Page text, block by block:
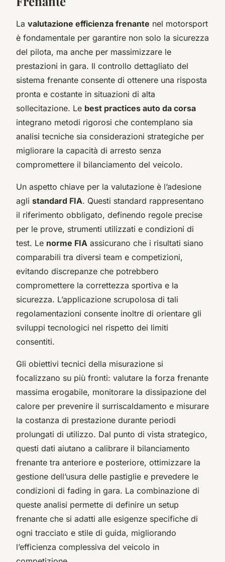
La valutazione efficienza frenante nel motorsport
è fondamentale per garantire non solo la sicurezza
del pilota, ma anche per massimizzare le
prestazioni in gara. Il controllo dettagliato del
sistema frenante consente di ottenere una risposta
pronta e costante in situazioni di alta
sollecitazione. Le best practices auto da corsa
integrano metodi rigorosi che contemplano sia
analisi tecniche sia considerazioni strategiche per
migliorare la capacità di arresto senza
compromettere il bilanciamento del veicolo.
Un aspetto chiave per la valutazione è l’adesione
agli standard FIA. Questi standard rappresentano
il riferimento obbligato, definendo regole precise
per le prove, strumenti utilizzati e condizioni di
test. Le norme FIA assicurano che i risultati siano
comparabili tra diversi team e competizioni,
evitando discrepanze che potrebbero
compromettere la correttezza sportiva e la
sicurezza. L’applicazione scrupolosa di tali
regolamentazioni consente inoltre di orientare gli
sviluppi tecnologici nel rispetto dei limiti
consentiti.
Gli obiettivi tecnici della misurazione si
focalizzano su più fronti: valutare la forza frenante
massima erogabile, monitorare la dissipazione del
calore per prevenire il surriscaldamento e misurare
la costanza di prestazione durante periodi
prolungati di utilizzo. Dal punto di vista strategico,
questi dati aiutano a calibrare il bilanciamento
frenante tra anteriore e posteriore, ottimizzare la
gestione dell’usura delle pastiglie e prevedere le
condizioni di fading in gara. La combinazione di
queste analisi permette di definire un setup
frenante che si adatti alle esigenze specifiche di
ogni tracciato e stile di guida, migliorando
l’efficienza complessiva del veicolo in